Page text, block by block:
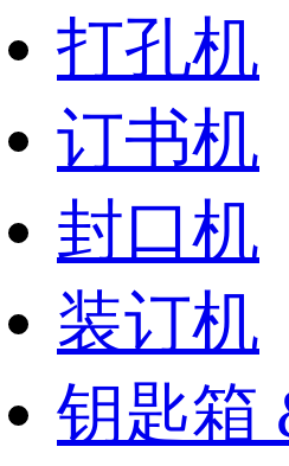
打孔机
订书机
封口机
装订机
钥匙箱